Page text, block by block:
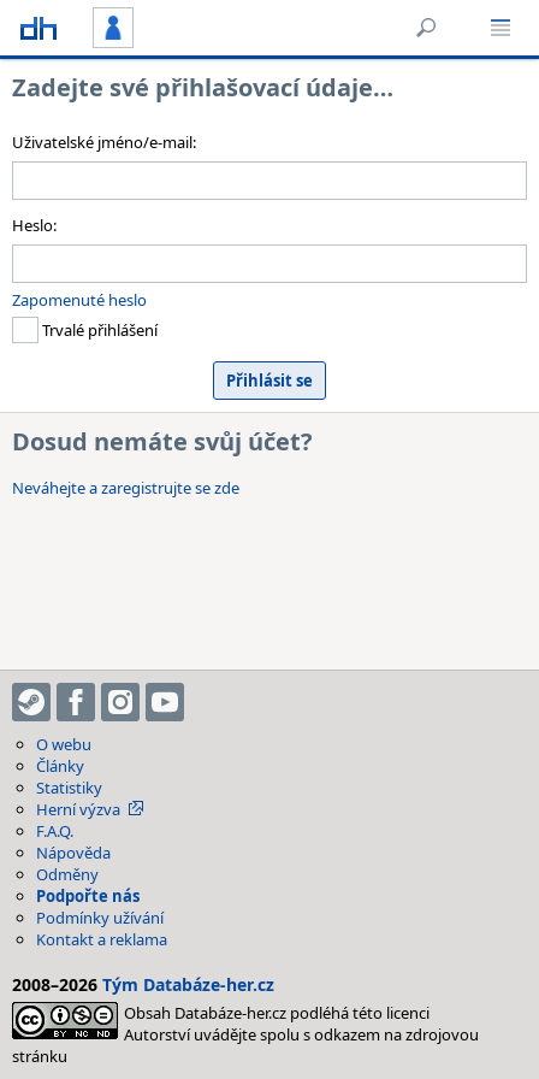
Zadejte své přihlašovací údaje…
Uživatelské jméno/e-mail:
Heslo:
Zapomenuté heslo
Trvalé přihlášení
Dosud nemáte svůj účet?
Neváhejte a zaregistrujte se zde
O webu
Články
Statistiky
Herní výzva
F.A.Q.
Nápověda
Odměny
Podpořte nás
Podmínky užívání
Kontakt a reklama
2008–2026 Tým Databáze-her.cz
Obsah Databáze-her.cz podléhá této licenci
Autorství uvádějte spolu s odkazem na zdrojovou
stránku